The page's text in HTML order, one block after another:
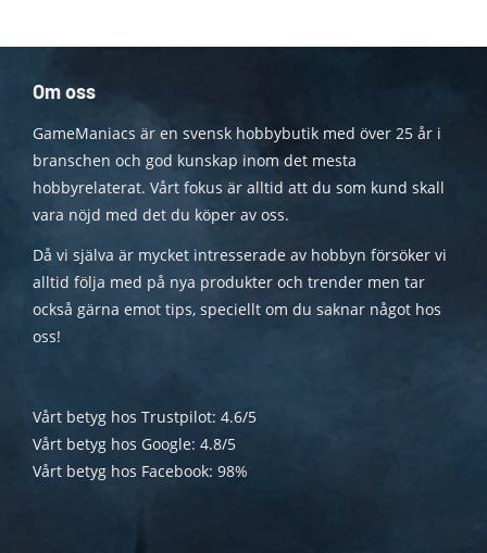
Om oss
GameManiacs är en svensk hobbybutik med över 25 år i
branschen och god kunskap inom det mesta
hobbyrelaterat. Vårt fokus är alltid att du som kund skall
vara nöjd med det du köper av oss.
Då vi själva är mycket intresserade av hobbyn försöker vi
alltid följa med på nya produkter och trender men tar
också gärna emot tips, speciellt om du saknar något hos
oss!
Vårt betyg hos Trustpilot: 4.6/5
Vårt betyg hos Google: 4.8/5
Vårt betyg hos Facebook: 98%